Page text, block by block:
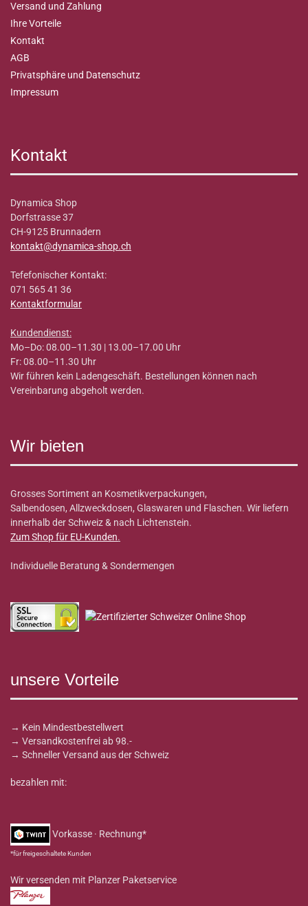
Versand und Zahlung
Ihre Vorteile
Kontakt
AGB
Privatsphäre und Datenschutz
Impressum
Kontakt
Dynamica Shop
Dorfstrasse 37
CH-9125 Brunnadern
kontakt@dynamica-shop.ch
Tefefonischer Kontakt:
071 565 41 36
Kontaktformular
Kundendienst:
Mo–Do: 08.00–11.30 | 13.00–17.00 Uhr
Fr: 08.00–11.30 Uhr
Wir führen kein Ladengeschäft. Bestellungen können nach
Vereinbarung abgeholt werden.
Wir bieten
Grosses Sortiment an Kosmetikverpackungen,
Salbendosen, Allzweckdosen, Glaswaren und Flaschen. Wir liefern
innerhalb der Schweiz & nach Lichtenstein.
Zum Shop für EU-Kunden.
Individuelle Beratung & Sondermengen
unsere Vorteile
→ Kein Mindestbestellwert
→ Versandkostenfrei ab 98.-
→ Schneller Versand aus der Schweiz
bezahlen mit:
Vorkasse · Rechnung*
*für freigeschaltete Kunden
Wir versenden mit Planzer Paketservice